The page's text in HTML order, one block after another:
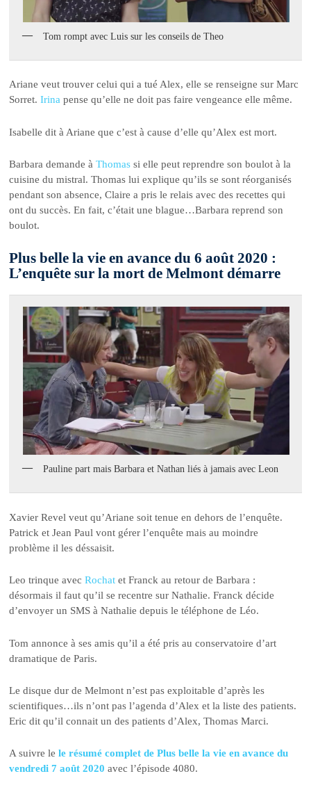
Tom rompt avec Luis sur les conseils de Theo
Ariane veut trouver celui qui a tué Alex, elle se renseigne sur Marc
Sorret.Irina pense qu’elle ne doit pas faire vengeance elle même.
Isabelle dit à Ariane que c’est à cause d’elle qu’Alex est mort.
Barbara demande àThomas si elle peut reprendre son boulot à la
cuisine du mistral. Thomas lui explique qu’ils se sont réorganisés
pendant son absence, Claire a pris le relais avec des recettes qui
ont du succès. En fait, c’était une blague…Barbara reprend son
boulot.
Plus belle la vie en avance du 6 août 2020 :
L’enquête sur la mort de Melmont démarre
Pauline part mais Barbara et Nathan liés à jamais avec Leon
Xavier Revel veut qu’Ariane soit tenue en dehors de l’enquête.
Patrick et Jean Paul vont gérer l’enquête mais au moindre
problème il les déssaisit.
Leo trinque avecRochat et Franck au retour de Barbara :
désormais il faut qu’il se recentre sur Nathalie. Franck décide
d’envoyer un SMS à Nathalie depuis le téléphone de Léo.
Tom annonce à ses amis qu’il a été pris au conservatoire d’art
dramatique de Paris.
Le disque dur de Melmont n’est pas exploitable d’après les
scientifiques…ils n’ont pas l’agenda d’Alex et la liste des patients.
Eric dit qu’il connait un des patients d’Alex, Thomas Marci.
A suivre lele résumé complet de Plus belle la vie en avance du
vendredi 7 août 2020 avec l’épisode 4080.